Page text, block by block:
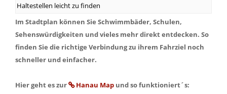
Haltestellen leicht zu finden
Im Stadtplan können Sie Schwimmbäder, Schulen,
Sehenswürdigkeiten und vieles mehr direkt entdecken. So
finden Sie die richtige Verbindung zu ihrem Fahrziel noch
schneller und einfacher.
Hier geht es zur Hanau Mapund so funktioniert´s: